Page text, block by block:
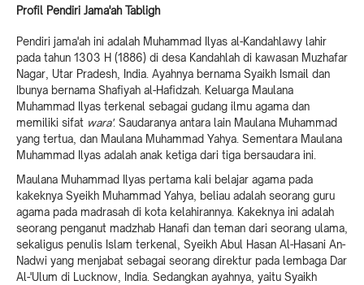
Profil Pendiri Jama'ah Tabligh
Pendiri jama'ah ini adalah Muhammad Ilyas al-Kandahlawy lahir
pada tahun 1303 H (1886) di desa Kandahlah di kawasan Muzhafar
Nagar, Utar Pradesh, India. Ayahnya bernama Syaikh Ismail dan
Ibunya bernama Shafiyah al-Hafidzah. Keluarga Maulana
Muhammad Ilyas terkenal sebagai gudang ilmu agama dan
memiliki sifat wara'. Saudaranya antara lain Maulana Muhammad
yang tertua, dan Maulana Muhammad Yahya. Sementara Maulana
Muhammad Ilyas adalah anak ketiga dari tiga bersaudara ini.
Maulana Muhammad Ilyas pertama kali belajar agama pada
kakeknya Syeikh Muhammad Yahya, beliau adalah seorang guru
agama pada madrasah di kota kelahirannya. Kakeknya ini adalah
seorang penganut madzhab Hanafi dan teman dari seorang ulama,
sekaligus penulis Islam terkenal, Syeikh Abul Hasan Al-Hasani An-
Nadwi yang menjabat sebagai seorang direktur pada lembaga Dar
Al-'Ulum di Lucknow, India. Sedangkan ayahnya, yaitu Syaikh